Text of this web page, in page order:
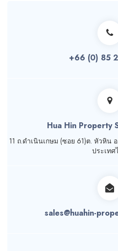
+66 (0) 85
Hua Hin Property
11 ถ.ดำเนินเกษม (ซอย 61)ต. หัวหิน
ประเทศ
sales@huahin-